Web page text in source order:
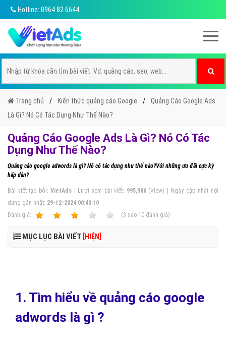
Hotline: 0964 82 6644
Trang chủ Kiến thức quảng cáo Google
Quảng Cáo Google Ads
Là Gì? Nó Có Tác Dụng Như Thế Nào?
Quảng Cáo Google Ads Là Gì? Nó Có Tác
Dụng Như Thế Nào?
Quảng cáo google adwords là gì? Nó có tác dụng như thế nào?Với những ưu đãi cực kỳ
hấp dẫn?
Bài viết tạo bởi:VietAds | Lượt xem bài viết: 995,986(View) | Ngày cập nhật nội
dung gần nhất: 29-12-2024 00:43:10
Ðánh giá:
(3 sao 10 đánh giá)
MỤC LỤC BÀI VIẾT [HIỆN]
1. Tìm hiểu về quảng cáo google
adwords là gì ?